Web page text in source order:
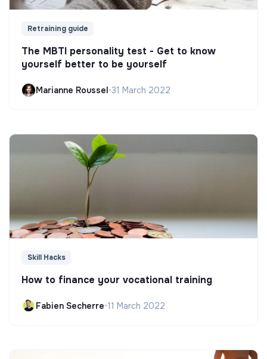
Retraining guide
The MBTI personality test - Get to know
yourself better to be yourself
Marianne Roussel•31 March 2022
Skill Hacks
How to finance your vocational training
Fabien Secherre•11 March 2022